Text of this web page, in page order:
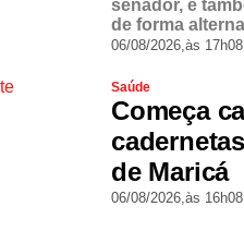
senador, e
de forma
06/08/2026,às 17h08
Saúde
Começa
de Maricá
06/08/2026,às 16h08